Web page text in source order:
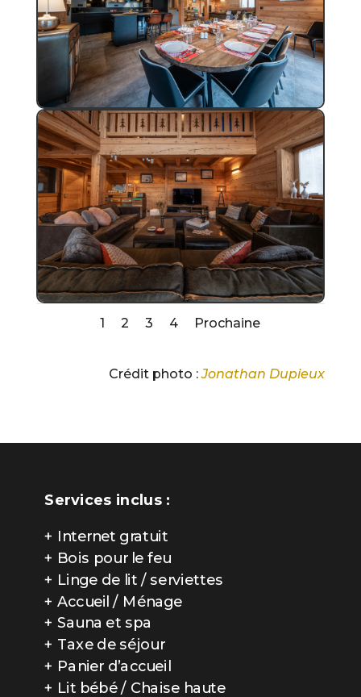
1 2 3 4 Prochaine
Crédit photo :Jonathan Dupieux
Services inclus :
+ Internet gratuit
+ Bois pour le feu
+ Linge de lit / serviettes
+ Accueil / Ménage
+ Sauna et spa
+ Taxe de séjour
+ Panier d’accueil
+ Lit bébé / Chaise haute